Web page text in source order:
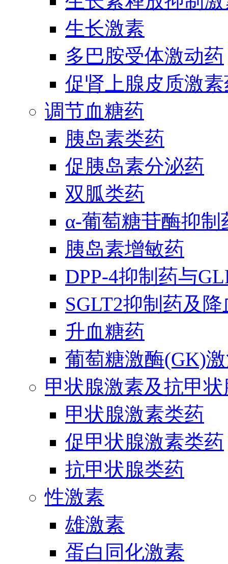
生长激素
多巴胺受体激动药
促肾上腺皮质激
调节血糖药
胰岛素类药
促胰岛素分泌药
双胍类药
α-葡萄糖苷酶抑制
胰岛素增敏药
DPP-4抑制药与
SGLT2抑制药及
升血糖药
葡萄糖激酶(GK)
甲状腺激素及抗甲
甲状腺激素类药
促甲状腺激素类药
抗甲状腺类药
性激素
雄激素
蛋白同化激素